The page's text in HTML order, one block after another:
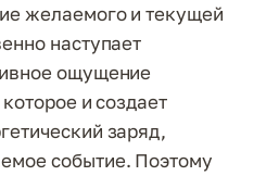
желаемого и текущей
наступает
ощущение
и создает
заряд,
событие. Поэтому